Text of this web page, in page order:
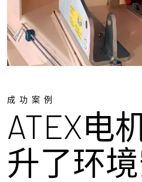
成功案例
ATEX电
升了环